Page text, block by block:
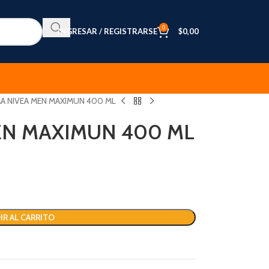
INGRESAR / REGISTRARSE 0 $0,00
NIVEA MEN MAXIMUN 400 ML
MAXIMUN 400 ML
AL CARRITO